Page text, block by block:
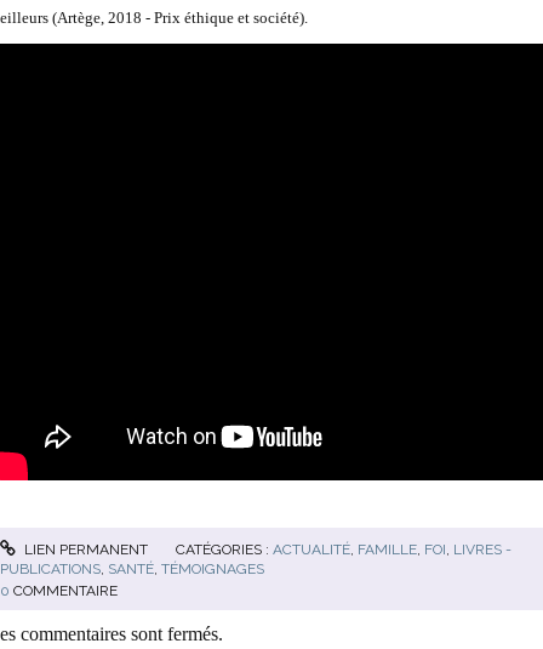
(Artège, 2018 - Prix éthique et société).
LIEN PERMANENT CATÉGORIES :ACTUALITÉ FAMILLE FOI LIVRES -
PUBLICATIONS, SANTÉ, TÉMOIGNAGES
0 COMMENTAIRE
commentaires sont fermés.